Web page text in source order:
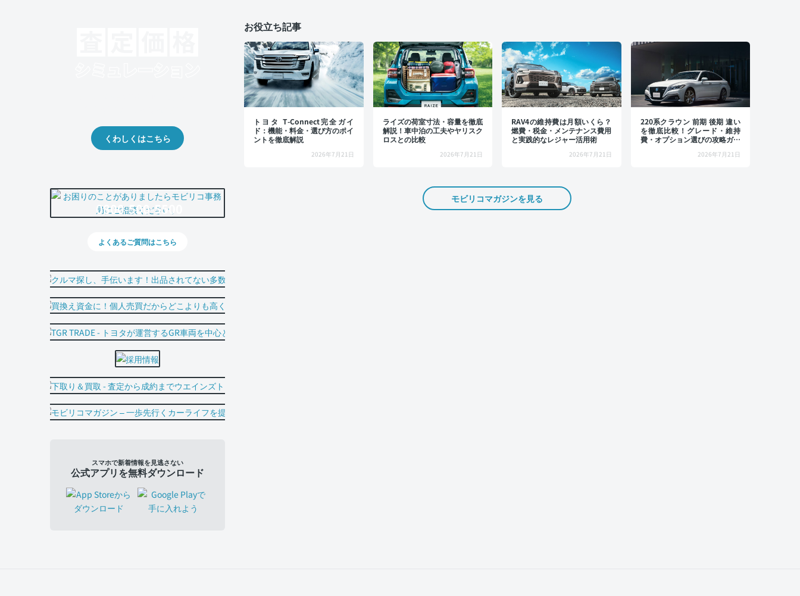
お役立ち記事
トヨタ T-Connect完全ガイ
ド：機能・料金・選び方のポイ
ントを徹底解説
2026年7月21日
ライズの荷室寸法・容量を徹底
解説！車中泊の工夫やヤリスク
ロスとの比較
2026年7月21日
RAV4の維持費は月額いくら？
燃費・税金・メンテナンス費用
と実践的なレジャー活用術
2026年7月21日
220系クラウン 前期 後期 違い
を徹底比較！グレード・維持
費・オプション選びの攻略ガイ
2026年7月21日
モビリコマガジンを見る
くわしくはこちら
0800-500-5500
よくあるご質問はこちら
スマホで新着情報を見逃さない
公式アプリを無料ダウンロード